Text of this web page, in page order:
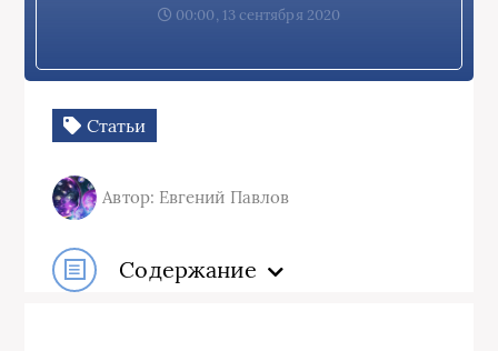
00:00, 13 сентября 2020
Статьи
Автор: Евгений Павлов
Содержание